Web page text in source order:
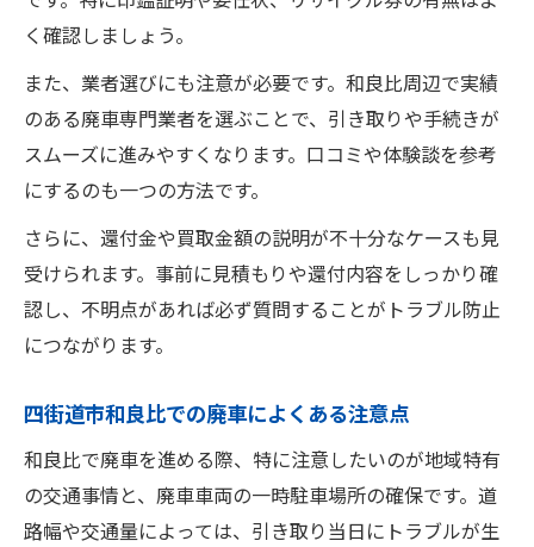
く確認しましょう。
また、業者選びにも注意が必要です。和良比周辺で実績
のある廃車専門業者を選ぶことで、引き取りや手続きが
スムーズに進みやすくなります。口コミや体験談を参考
にするのも一つの方法です。
さらに、還付金や買取金額の説明が不十分なケースも見
受けられます。事前に見積もりや還付内容をしっかり確
認し、不明点があれば必ず質問することがトラブル防止
につながります。
四街道市和良比での廃車によくある注意点
和良比で廃車を進める際、特に注意したいのが地域特有
の交通事情と、廃車車両の一時駐車場所の確保です。道
路幅や交通量によっては、引き取り当日にトラブルが生